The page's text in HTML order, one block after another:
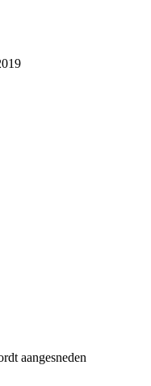
aangesneden